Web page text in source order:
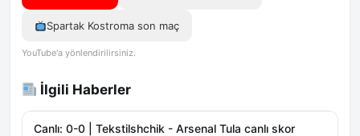
Spartak Kostroma son maç
YouTube'a yönlendirilirsiniz.
İlgili Haberler
Canlı: 0-0 | Tekstilshchik - Arsenal Tula canlı skor